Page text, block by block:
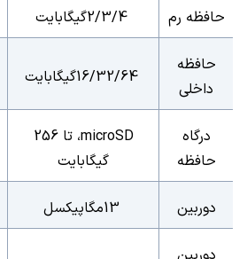
حافظه رم 2/3/4گیگابایت
حافظه
داخلی
16/32/64گیگابایت
درگاه
حافظه
microSD
، تا 256
گیگابایت
دوربین 13مگاپیکسل